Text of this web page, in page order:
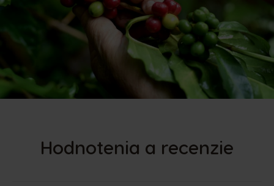
Hodnotenia a recenzie